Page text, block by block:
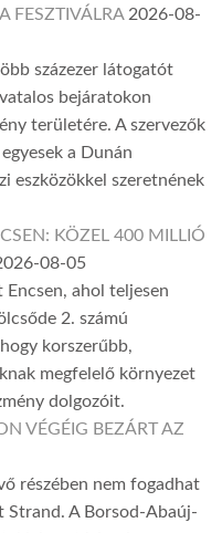
FESZTIVÁLRA 2026-08-
százezer látogatót
bejáratokon
területére. A szervezők
a Dunán
eszközökkel szeretnének
KÖZEL 400 MILLIÓ
08-05
Encsen, ahol teljesen
2. számú
korszerűbb,
megfelelő környezet
dolgozóit.
VÉGÉIG BEZÁRT AZ
részében nem fogadhat
Strand. A Borsod-Abaúj-